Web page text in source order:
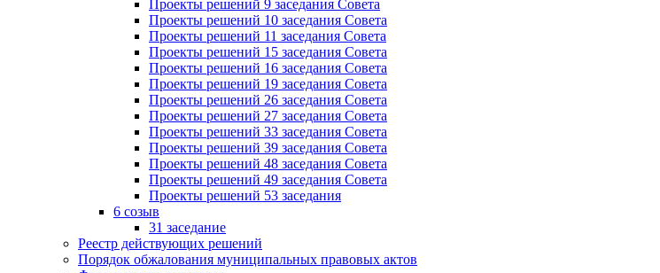
Проекты решений 9 заседания Совета
Проекты решений 10 заседания Совета
Проекты решений 11 заседания Совета
Проекты решений 15 заседания Совета
Проекты решений 16 заседания Совета
Проекты решений 19 заседания Совета
Проекты решений 26 заседания Совета
Проекты решений 27 заседания Совета
Проекты решений 33 заседания Совета
Проекты решений 39 заседания Совета
Проекты решений 48 заседания Совета
Проекты решений 49 заседания Совета
Проекты решений 53 заседания
6 созыв
31 заседание
Реестр действующих решений
Порядок обжалования муниципальных правовых актов